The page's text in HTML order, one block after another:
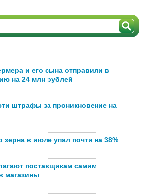
и его сына отправили в
на 24 млн рублей
штрафы за проникновение на
зерна в июле упал почти на 38%
поставщикам самим
магазины